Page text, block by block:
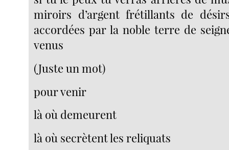
miroirs d’argent frétillants de
accordées par la noble terre de
venus
(Juste un mot)
pour venir
là où demeurent
là où secrètent les reliquats